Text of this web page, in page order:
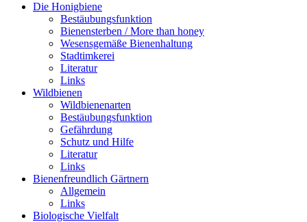
Die Honigbiene
Bestäubungsfunktion
Bienensterben / More than honey
Wesensgemäße Bienenhaltung
Stadtimkerei
Literatur
Links
Wildbienen
Wildbienenarten
Bestäubungsfunktion
Gefährdung
Schutz und Hilfe
Literatur
Links
Bienenfreundlich Gärtnern
Allgemein
Links
Biologische Vielfalt